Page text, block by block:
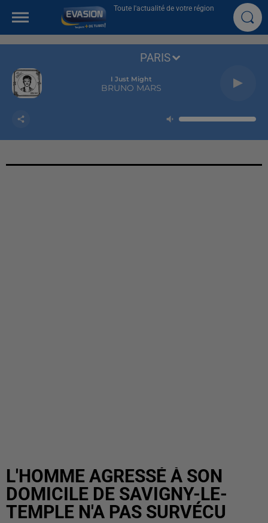
Toute l'actualité de votre région
I Just Might
BRUNO MARS
PARIS
L'HOMME AGRESSÉ À SON
DOMICILE DE SAVIGNY-LE-
TEMPLE N'A PAS SURVÉCU